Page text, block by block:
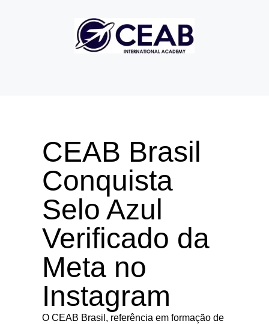
CEAB Brasil
Conquista
Selo Azul
Verificado da
Meta no
Instagram
O CEAB Brasil, referência em formação de